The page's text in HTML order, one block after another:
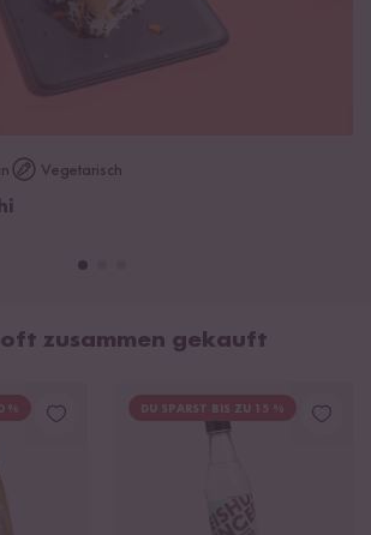
Vegetarisch
zusammen gekauft
% DU SPARST BIS ZU 15 %